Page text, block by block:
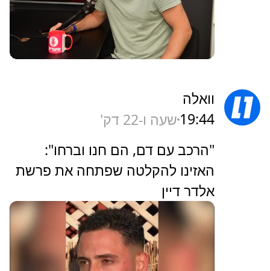
וואלה
19:44 שעה ו-22 דק'
"הרכב עם דם, הם חנו וברחו":
האזינו להקלטה שפתחה את פרשת
אלדר דיין